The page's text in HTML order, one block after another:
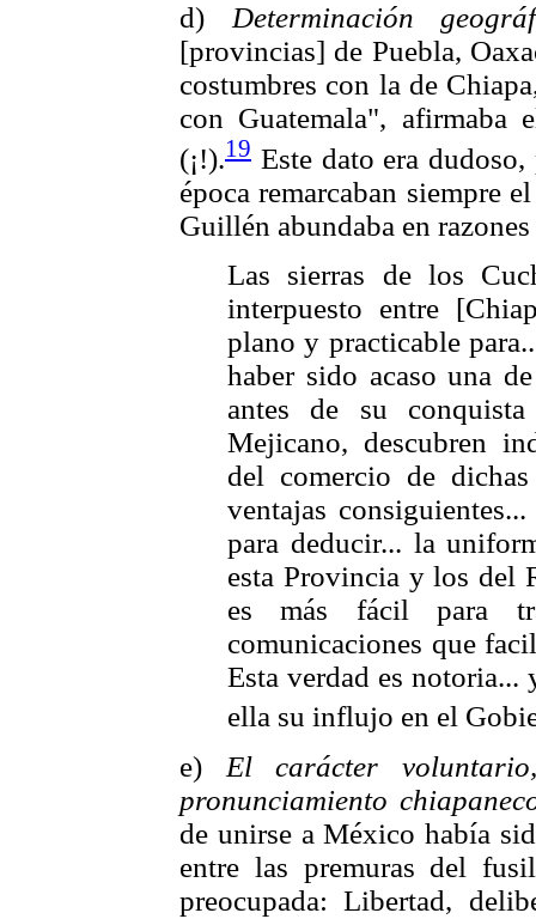
d)Determinación
[provincias] de Puebla,
costumbres con la de
con Guatemala", afirmaba
(¡!).19 Este dato era
época remarcaban siempre
Guillén abundaba en
Las sierras de los
interpuesto entre
plano y practicable
haber sido acaso una
antes de su
Mejicano, descubren
del comercio de
ventajas
para deducir... la
esta Provincia y los del
es más fácil para
comunicaciones que
Esta verdad es notoria...
ella su influjo en el
e) El carácter
pronunciamiento
de unirse a México había
entre las premuras del
preocupada: Libertad,